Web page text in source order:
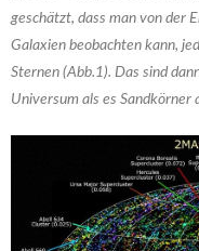
geschätzt, dass man von der
Galaxien beobachten kann,
Sternen (Abb.1). Das sind
Universum als es Sandkörner